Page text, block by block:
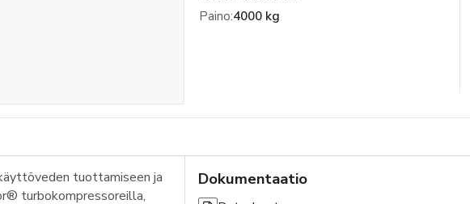
Paino:4000 kg
tuottamiseen ja
turbokompressoreilla,
Dokumentaatio